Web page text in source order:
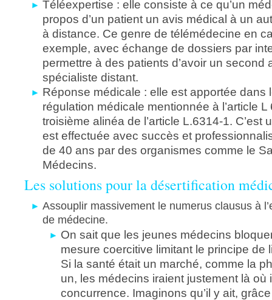
Téléexpertise : elle consiste à ce qu’un
propos d’un patient un avis médical à un
à distance. Ce genre de télémédecine en
exemple, avec échange de dossiers par
permettre à des patients d’avoir un second
spécialiste distant.
Réponse médicale : elle est apportée dans
régulation médicale mentionnée à l’article L
troisième alinéa de l’article L.6314-1. C’est
est effectuée avec succès et
de 40 ans par des organismes comme le
Médecins.
Les solutions pour la désertification
Assouplir massivement le numerus clausus à
de médecine.
On sait que les jeunes médecins
mesure coercitive limitant le principe de
Si la santé était un marché, comme la
un, les médecins iraient justement là où
concurrence. Imaginons qu’il y ait, grâce